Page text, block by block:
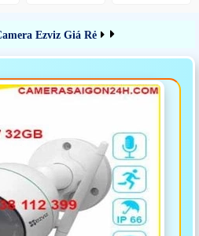
Ezviz Giá Rẻ